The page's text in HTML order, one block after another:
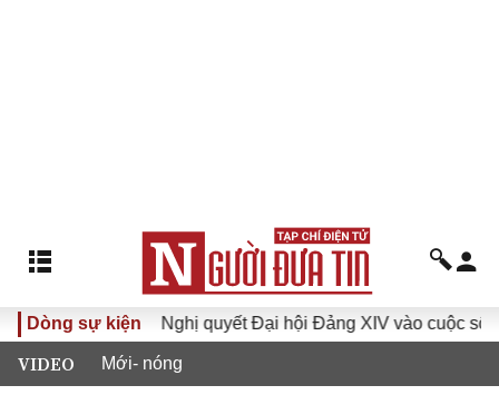
Dòng sự kiện
Đưa Nghị quyết Đại hội Đảng XIV vào cuộc sống
VIDEO Mới- nóng